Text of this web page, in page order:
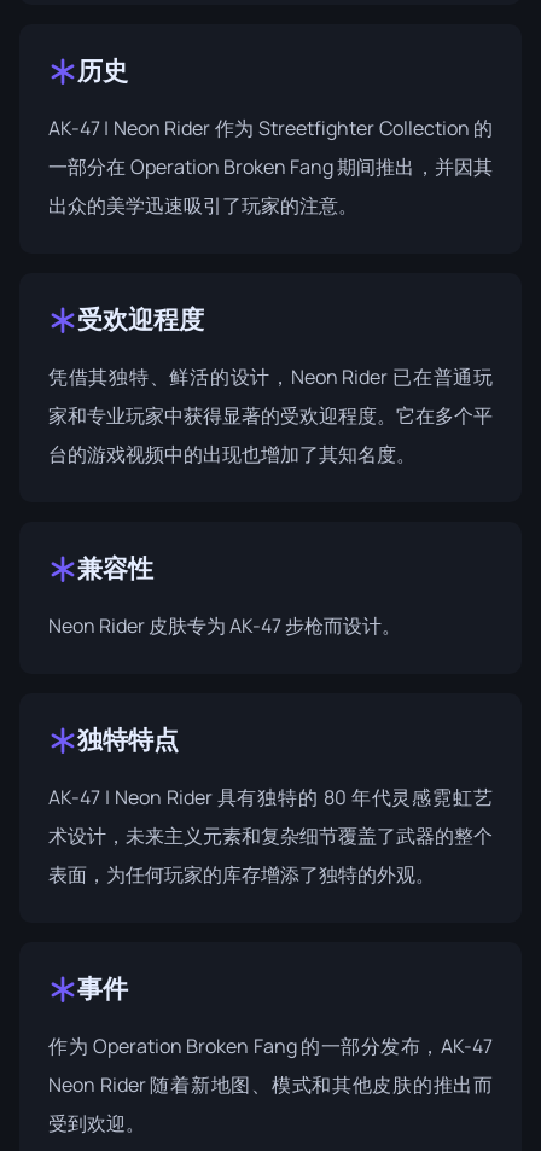
历史
AK-47 | Neon Rider 作为 Streetfighter Collection 的
一部分在 Operation Broken Fang期间推出，并因其
出众的美学迅速吸引了玩家的注意。
受欢迎程度
凭借其独特、鲜活的设计，Neon Rider 已在普通玩
家和专业玩家中获得显著的受欢迎程度。它在多个平
台的游戏视频中的出现也增加了其知名度。
兼容性
Neon Rider 皮肤专为 AK-47 步枪而设计。
独特特点
AK-47 | Neon Rider 具有独特的 80 年代灵感霓虹艺
术设计，未来主义元素和复杂细节覆盖了武器的整个
表面，为任何玩家的库存增添了独特的外观。
事件
作为 Operation Broken Fang的一部分发布，AK-47
Neon Rider 随着新地图、模式和其他皮肤的推出而
受到欢迎。